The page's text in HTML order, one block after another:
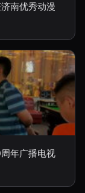
南优秀动漫
年广播电视